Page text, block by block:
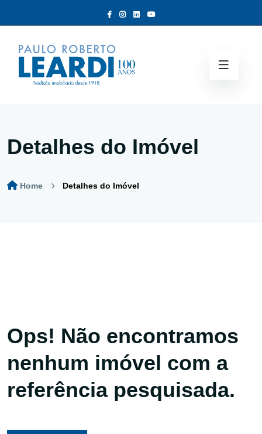
Detalhes do Imóvel
Home Detalhes do Imóvel
Ops! Não encontramos
nenhum imóvel com a
referência pesquisada.